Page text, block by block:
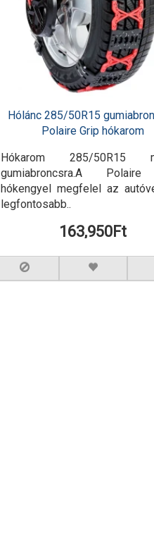
Hólánc 285/50R15
Polaire Grip hókarom
Hókarom 285/50R15
gumiabroncsra.A
hókengyel megfelel az
legfontosabb..
163,950Ft